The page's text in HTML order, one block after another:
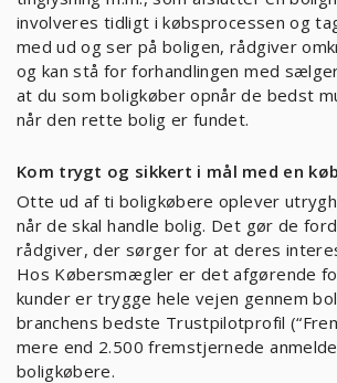
involveres tidligt i købsprocessen og
med ud og ser på boligen, rådgiver
og kan stå for forhandlingen med
at du som boligkøber opnår de bedst
når den rette bolig er fundet.
Kom trygt og sikkert i mål med en
Otte ud af ti boligkøbere oplever
når de skal handle bolig. Det gør de
rådgiver, der sørger for at deres
Hos Købersmægler er det afgørende
kunder er trygge hele vejen gennem
branchens bedste Trustpilotprofil
mere end 2.500 fremstjernede
boligkøbere.